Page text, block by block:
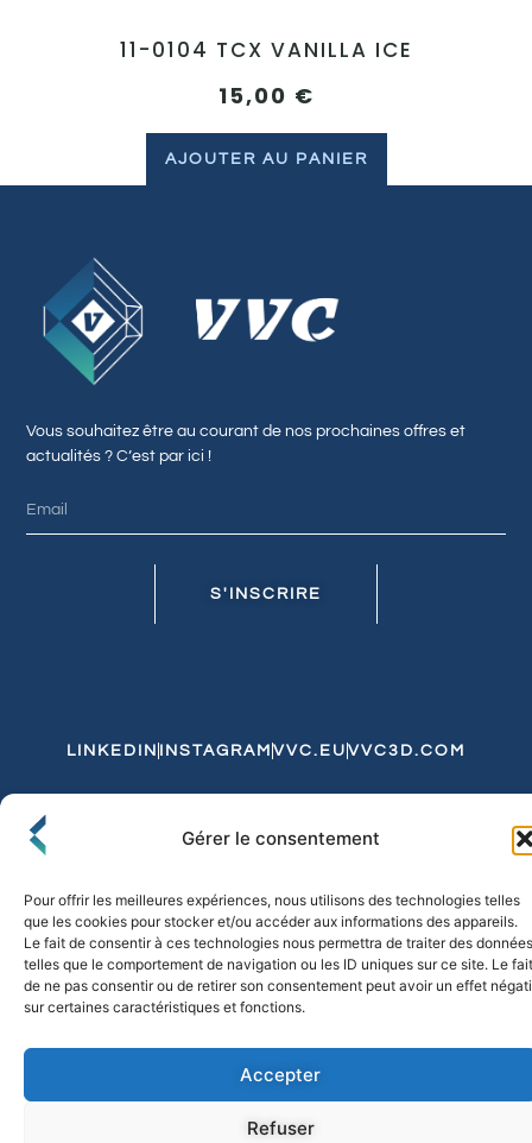
Gérer le consentement
Pour offrir les meilleures expériences, nous utilisons des technologies telles
que les cookies pour stocker et/ou accéder aux informations des appareils.
Le fait de consentir à ces technologies nous permettra de traiter des données
telles que le comportement de navigation ou les ID uniques sur ce site. Le fait
de ne pas consentir ou de retirer son consentement peut avoir un effet
sur certaines caractéristiques et fonctions.
Accepter
Refuser
11-0104 TCX VANILLA ICE
15,00 €
AJOUTER AU PANIER
Vous souhaitez être au courant de nos prochaines offres et
actualités ? C’est par ici !
S'INSCRIRE
LINKEDIN INSTAGRAM VVC.EU VVC3D.COM
Politique de Confidentialité et de CookiesExpédition et Livraison
© 2026 FLO & CO. All Rights Reserved